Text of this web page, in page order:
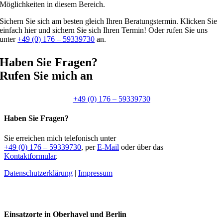
Möglichkeiten in diesem Bereich.
Sichern Sie sich am besten gleich Ihren Beratungstermin. Klicken Sie
einfach hier und sichern Sie sich Ihren Termin! Oder rufen Sie uns
unter+49 (0) 176 – 59339730 an.
Haben Sie Fragen?
Rufen Sie mich an
+49 (0) 176 – 59339730
Haben Sie Fragen?
Sie erreichen mich telefonisch unter
+49 (0) 176 – 59339730, perE-Mail oder über das
Kontaktformular.
Datenschutzerklärung | Impressum
Einsatzorte in Oberhavel und Berlin